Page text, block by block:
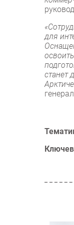
для
станет